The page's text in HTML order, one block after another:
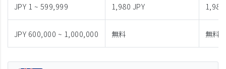
JPY 1 ~ 599,999 1,980 JPY 1,980
JPY 600,000 ~ 1,000,000 無料 無料